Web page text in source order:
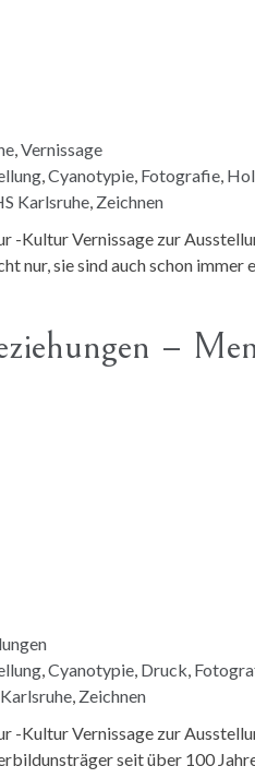
,Vernissage
,Cyanotypie, Fotografie,
Karlsruhe, Zeichnen
-Kultur Vernissage zur
nur, sie sind auch schon immer
–
,Cyanotypie, Druck,
, Zeichnen
-Kultur Vernissage zur
seit über 100